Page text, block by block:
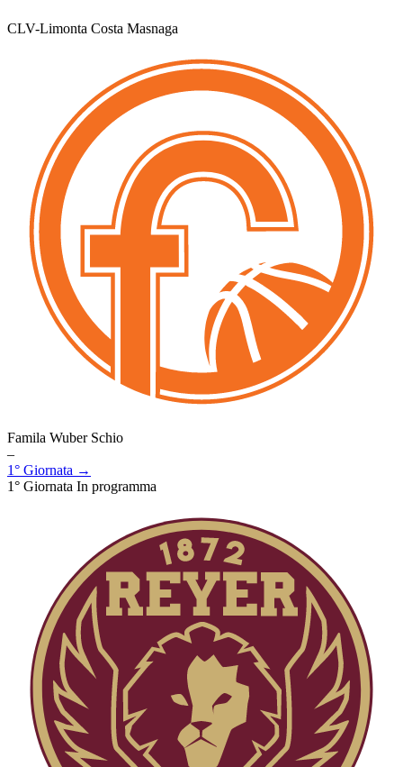
CLV-Limonta Costa Masnaga
Famila Wuber Schio
–
1° Giornata →
1° Giornata In programma